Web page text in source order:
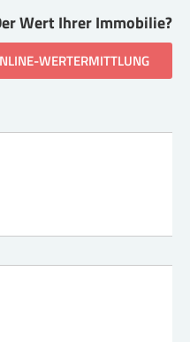
Wert Ihrer Immobilie?
WERTERMITTLUNG